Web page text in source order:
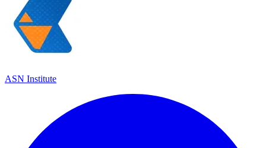
ASN Institute